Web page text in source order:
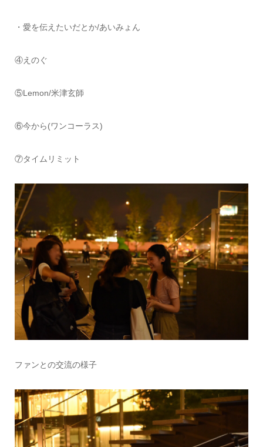
・愛を伝えたいだとか/あいみょん
④えのぐ
⑤Lemon/米津玄師
⑥今から(ワンコーラス)
⑦タイムリミット
ファンとの交流の様子